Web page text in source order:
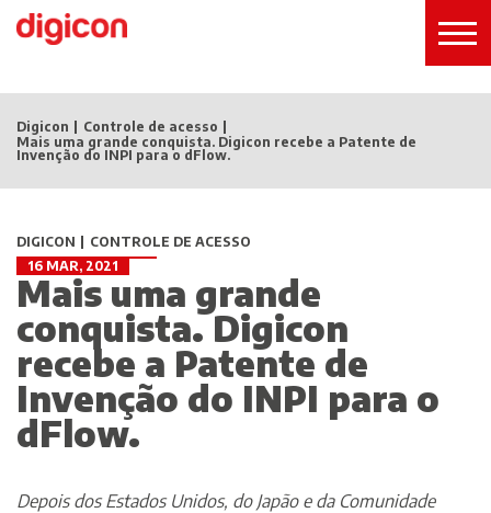
Digicon
Controle de acesso
Mais uma grande conquista. Digicon recebe a Patente de
Invenção do INPI para o dFlow.
DIGICON
CONTROLE DE ACESSO
16 MAR, 2021
Mais uma grande
conquista. Digicon
recebe a Patente de
Invenção do INPI para o
dFlow.
Depois dos Estados Unidos, do Japão e da Comunidade